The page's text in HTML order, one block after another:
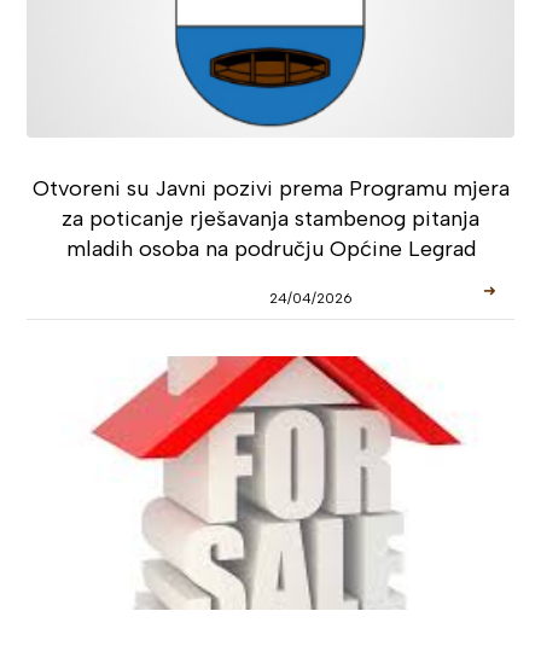
Otvoreni su Javni pozivi prema Programu mjera
za poticanje rješavanja stambenog pitanja
mladih osoba na području Općine Legrad
24/04/2026 ➜